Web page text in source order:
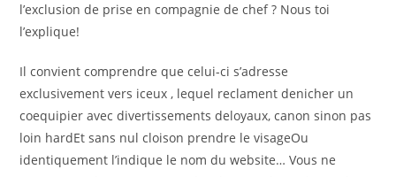
l’exclusion de prise en compagnie de chef ? Nous toi
l’explique!
Il convient comprendre que celui-ci s’adresse
exclusivement vers iceux , lequel reclament denicher un
coequipier avec divertissements deloyaux, canon sinon pas
loin hardEt sans nul cloison prendre le visageOu
identiquement l’indique le nom du website… Vous ne